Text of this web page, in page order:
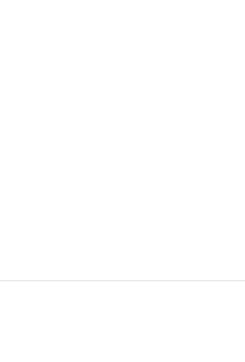
YVES LAMBERT